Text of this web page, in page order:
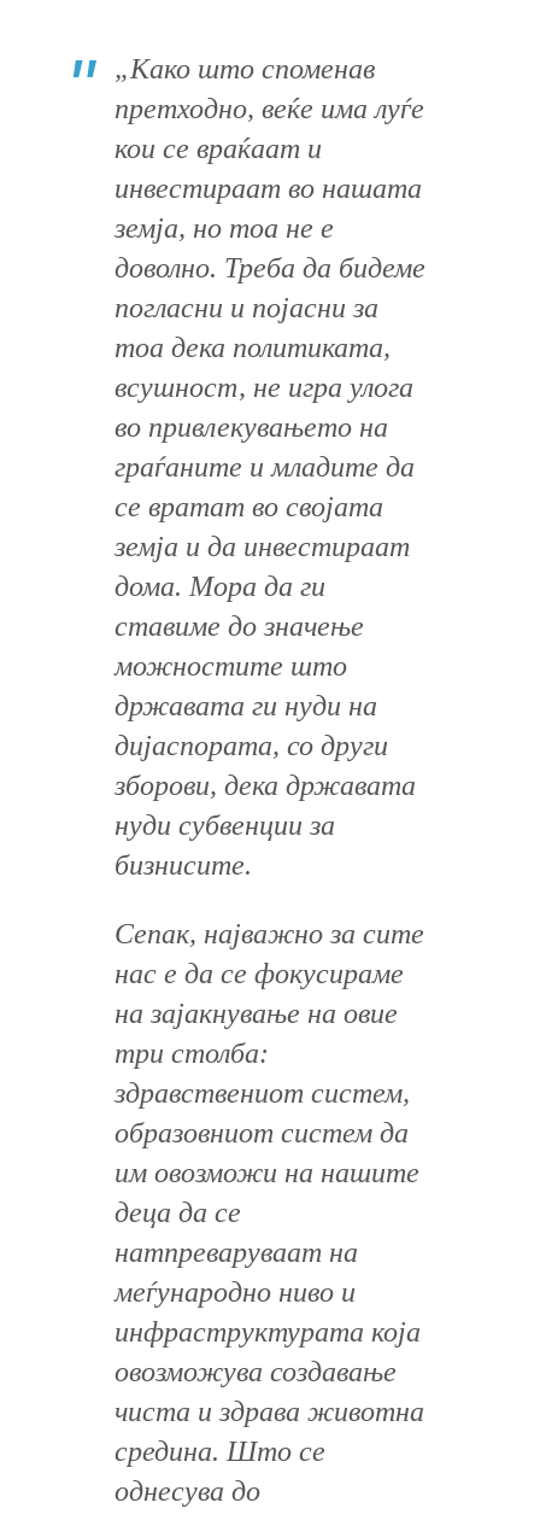
„Како што споменав
претходно, веќе има луѓе
кои се враќаат и
инвестираат во нашата
земја, но тоа не е
доволно. Треба да бидеме
погласни и појасни за
тоа дека политиката,
всушност, не игра улога
во привлекувањето на
граѓаните и младите да
се вратат во својата
земја и да инвестираат
дома. Мора да ги
ставиме до значење
можностите што
државата ги нуди на
дијаспората, со други
зборови, дека државата
нуди субвенции за
бизнисите.
Сепак, најважно за сите
нас е да се фокусираме
на зајакнување на овие
три столба:
здравствениот систем,
образовниот систем да
им овозможи на нашите
деца да се
натпреваруваат на
меѓународно ниво и
инфраструктурата која
овозможува создавање
чиста и здрава животна
средина. Што се
однесува до